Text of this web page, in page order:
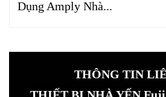
Dụng Amply Nhà...
THÔNG TIN
THIẾT BỊ NHÀ YẾN